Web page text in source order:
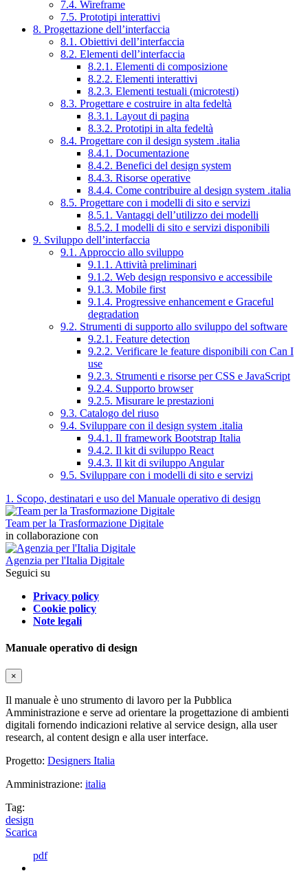
7.4. Wireframe
7.5. Prototipi interattivi
8. Progettazione dell’interfaccia
8.1. Obiettivi dell’interfaccia
8.2. Elementi dell’interfaccia
8.2.1. Elementi di composizione
8.2.2. Elementi interattivi
8.2.3. Elementi testuali (microtesti)
8.3. Progettare e costruire in alta fedeltà
8.3.1. Layout di pagina
8.3.2. Prototipi in alta fedeltà
8.4. Progettare con il design system .italia
8.4.1. Documentazione
8.4.2. Benefici del design system
8.4.3. Risorse operative
8.4.4. Come contribuire al design system .italia
8.5. Progettare con i modelli di sito e servizi
8.5.1. Vantaggi dell’utilizzo dei modelli
8.5.2. I modelli di sito e servizi disponibili
9. Sviluppo dell’interfaccia
9.1. Approccio allo sviluppo
9.1.1. Attività preliminari
9.1.2. Web design responsivo e accessibile
9.1.3. Mobile first
9.1.4. Progressive enhancement e Graceful
degradation
9.2. Strumenti di supporto allo sviluppo del software
9.2.1. Feature detection
9.2.2. Verificare le feature disponibili con Can I
use
9.2.3. Strumenti e risorse per CSS e JavaScript
9.2.4. Supporto browser
9.2.5. Misurare le prestazioni
9.3. Catalogo del riuso
9.4. Sviluppare con il design system .italia
9.4.1. Il framework Bootstrap Italia
9.4.2. Il kit di sviluppo React
9.4.3. Il kit di sviluppo Angular
9.5. Sviluppare con i modelli di sito e servizi
1. Scopo, destinatari e uso del Manuale operativo di design
Team per la Trasformazione Digitale
in collaborazione con
Agenzia per l'Italia Digitale
Seguici su
Privacy policy
Cookie policy
Note legali
Manuale operativo di design
×
Il manuale è uno strumento di lavoro per la Pubblica
Amministrazione e serve ad orientare la progettazione di ambienti
digitali fornendo indicazioni relative al service design, alla user
research, al content design e alla user interface.
Progetto: Designers Italia
Amministrazione: italia
Tag:
design
Scarica
pdf